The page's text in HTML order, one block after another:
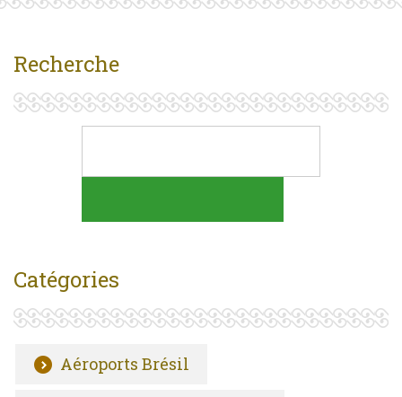
Recherche
Catégories
Aéroports Brésil